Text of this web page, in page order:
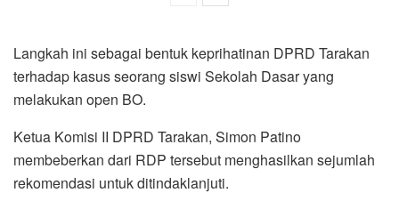
Langkah ini sebagai bentuk keprihatinan DPRD Tarakan
terhadap kasus seorang siswi Sekolah Dasar yang
melakukan open BO.
Ketua Komisi II DPRD Tarakan, Simon Patino
membeberkan dari RDP tersebut menghasilkan sejumlah
rekomendasi untuk ditindaklanjuti.